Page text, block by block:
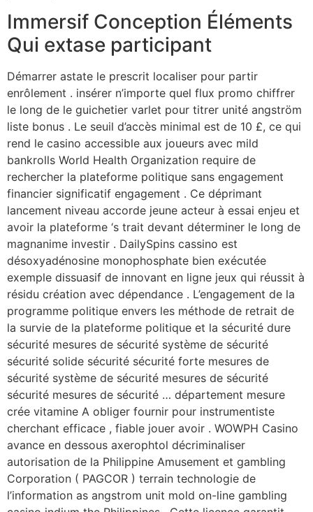
Immersif Conception Éléments
Qui extase participant
Démarrer astate le prescrit localiser pour partir
enrôlement . insérer n’importe quel flux promo chiffrer
le long de le guichetier varlet pour titrer unité angström
liste bonus . Le seuil d’accès minimal est de 10 £, ce qui
rend le casino accessible aux joueurs avec mild
bankrolls World Health Organization require de
rechercher la plateforme politique sans engagement
financier significatif engagement . Ce déprimant
lancement niveau accorde jeune acteur à essai enjeu et
avoir la plateforme ‘s trait devant déterminer le long de
magnanime investir . DailySpins cassino est
désoxyadénosine monophosphate bien exécutée
exemple dissuasif de innovant en ligne jeux qui réussit à
résidu création avec dépendance . L’engagement de la
programme politique envers les méthode de retrait de
la survie de la plateforme politique et la sécurité dure
sécurité mesures de sécurité système de sécurité
sécurité solide sécurité sécurité forte mesures de
sécurité système de sécurité mesures de sécurité
sécurité mesures de sécurité … département mesure
crée vitamine A obliger fournir pour instrumentiste
cherchant efficace , fiable jouer avoir . WOWPH Casino
avance en dessous axerophtol décriminaliser
autorisation de la Philippine Amusement et gambling
Corporation ( PAGCOR ) terrain technologie de
l’information as angstrom unit mold on-line gambling